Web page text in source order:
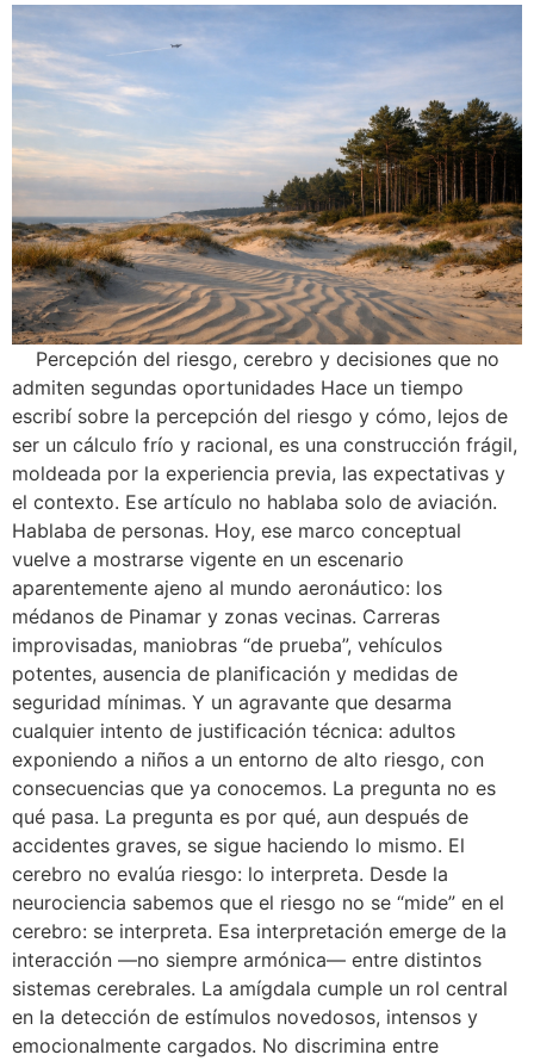
Percepción del riesgo, cerebro y decisiones que no
admiten segundas oportunidades Hace un tiempo
escribí sobre la percepción del riesgo y cómo, lejos de
ser un cálculo frío y racional, es una construcción frágil,
moldeada por la experiencia previa, las expectativas y
el contexto. Ese artículo no hablaba solo de aviación.
Hablaba de personas. Hoy, ese marco conceptual
vuelve a mostrarse vigente en un escenario
aparentemente ajeno al mundo aeronáutico: los
médanos de Pinamar y zonas vecinas. Carreras
improvisadas, maniobras “de prueba”, vehículos
potentes, ausencia de planificación y medidas de
seguridad mínimas. Y un agravante que desarma
cualquier intento de justificación técnica: adultos
exponiendo a niños a un entorno de alto riesgo, con
consecuencias que ya conocemos. La pregunta no es
qué pasa. La pregunta es por qué, aun después de
accidentes graves, se sigue haciendo lo mismo. El
cerebro no evalúa riesgo: lo interpreta. Desde la
neurociencia sabemos que el riesgo no se “mide” en el
cerebro: se interpreta. Esa interpretación emerge de la
interacción —no siempre armónica— entre distintos
sistemas cerebrales. La amígdala cumple un rol central
en la detección de estímulos novedosos, intensos y
emocionalmente cargados. No discrimina entre